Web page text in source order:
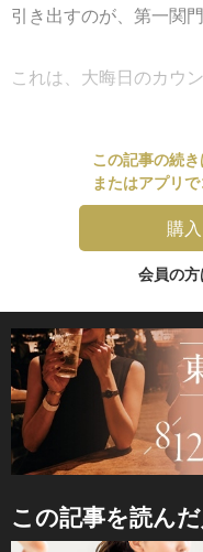
引き出すのが、第一関門
これは、大晦日のカウ
この記事の続き
またはアプリ
購
会員の
この記事を読ん